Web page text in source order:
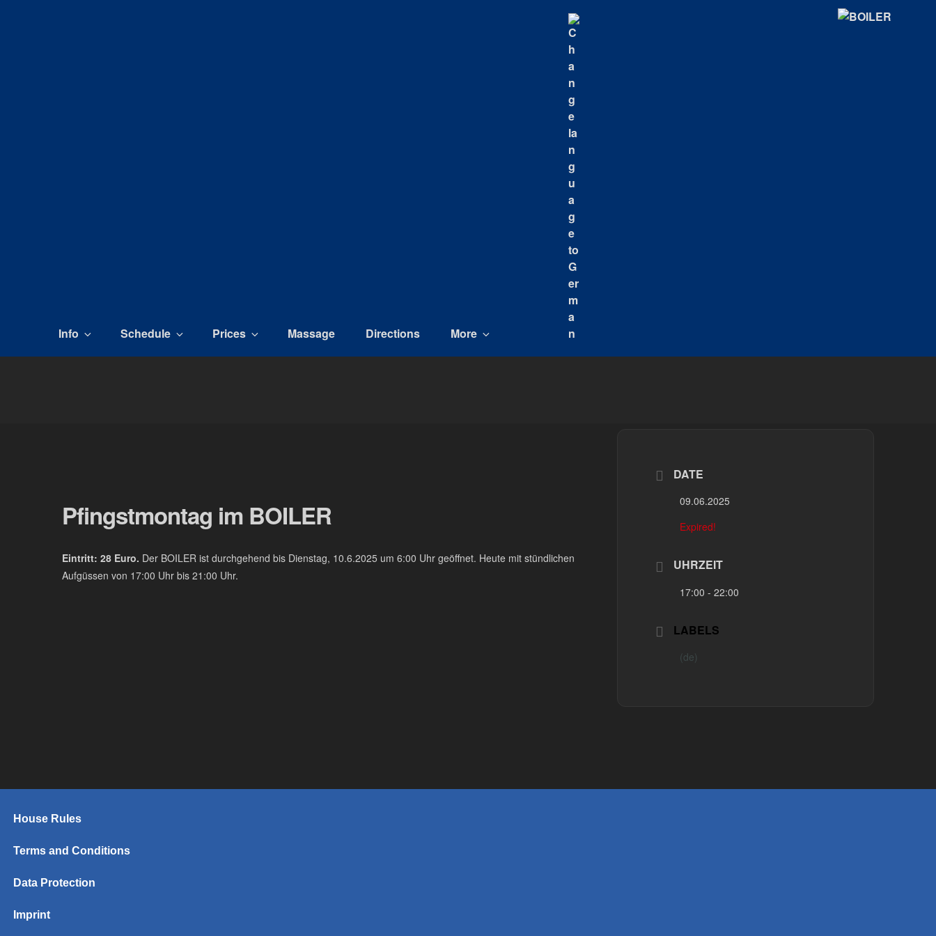
Info Schedule Prices Massage Directions More
Pfingstmontag im BOILER
Eintritt: 28 Euro. Der BOILER ist durchgehend bis Dienstag, 10.6.2025 um 6:00 Uhr geöffnet. Heute mit stündlichen
Aufgüssen von 17:00 Uhr bis 21:00 Uhr.
DATE
09.06.2025
Expired!
UHRZEIT
17:00 - 22:00
LABELS
(de)
House Rules
Terms and Conditions
Data Protection
Imprint